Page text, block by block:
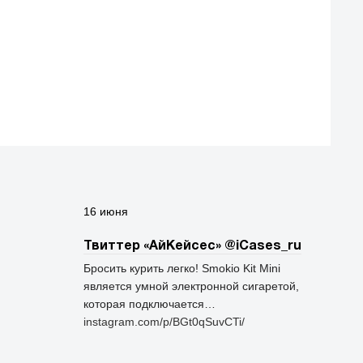
16 июня
Твиттер «АйКейсес» ‏@iCases_ru
Бросить курить легко! Smokio Kit Mini
является умной электронной сигаретой,
которая подключается…
instagram.com/p/BGt0qSuvCTi/